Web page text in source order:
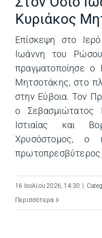
Κυριάκος
Επίσκεψη στο
Ιωάννη του
πραγματοποίησε ο
Μητσοτάκης, στο
στην Εύβοια. Τον
ο Σεβασμιώτατος
Ιστιαίας και
Χρυσόστομος, ο
πρωτοπρεσβύτερος
16 Ιουλίου 2026, 14:30
Περισσότερα